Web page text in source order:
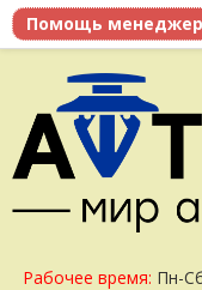
Рабочее время: Пн-